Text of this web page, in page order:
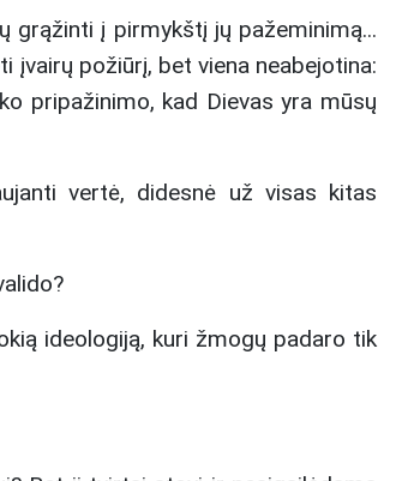
grąžinti į pirmykštį jų pažeminimą...
įvairų požiūrį, bet viena neabejotina:
pripažinimo, kad Dievas yra mūsų
vertė, didesnė už visas kitas
ideologiją, kuri žmogų padaro tik